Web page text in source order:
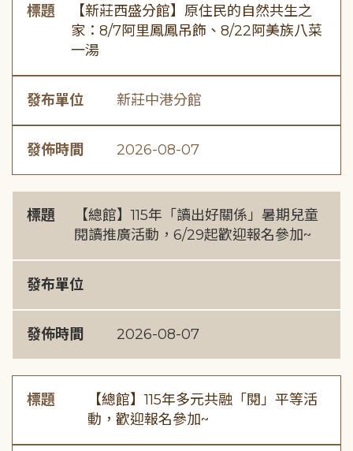
標題
【新莊西盛分館】原住民的自然共生之
家：8/7阿里鳳鳳吊飾、8/22阿美族八菜
一湯
發布單位 新莊中港分館
發佈時間 2026-08-07
標題
【總館】115年「讀出好關係」暑期兒童
閱讀推廣活動，6/29起歡迎報名參加~
發布單位
發佈時間 2026-08-07
標題
【總館】115年多元共融「閱」平等活
動，歡迎報名參加~